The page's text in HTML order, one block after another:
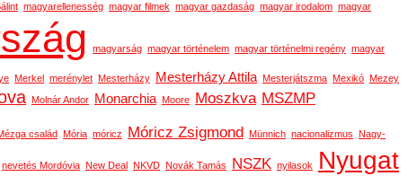
magyarellenesség magyar filmek magyar gazdaság magyar irodalom magyar
magyarság magyar történelem magyar történelmi regény magyar
Merkel merénylet Mesterházy Mesterházy Attila Mesterjátszma Mexikó Mezey
Molnár Andor Monarchia Moore Moszkva MSZMP
család Mória móricz Móricz Zsigmond Münnich nacionalizmus Nagy-
nevetés Mordóvia New Deal NKVD Novák Tamás NSZK nyilasok Nyugat